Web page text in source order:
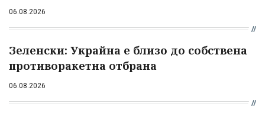
06.08.2026
Зеленски: Украйна е близо до собствена
противоракетна отбрана
06.08.2026